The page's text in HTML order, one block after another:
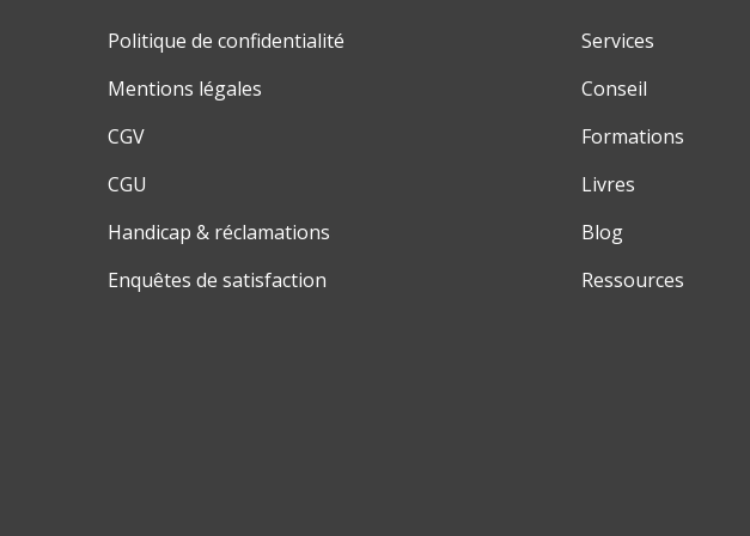
Politique de confidentialité
Mentions légales
CGV
CGU
Handicap & réclamations
Enquêtes de satisfaction
Services
Conseil
Formations
Livres
Blog
Ressources